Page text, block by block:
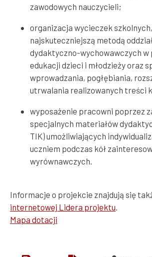
zawodowych nauczycieli;
organizacja wycieczek
najskuteczniejszą metodą
dydaktyczno-wychowawczych w
edukacji dzieci i młodzieży oraz
wprowadzania, pogłębiania,
utrwalania realizowanych treści
wyposażenie pracowni poprzez
specjalnych materiałów
TIK) umożliwiających
uczniem podczas kół
wyrównawczych.
Informacje o projekcie znajdują się
internetowej Lidera projektu.
Mapa dotacji